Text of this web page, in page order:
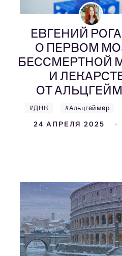
ЕВГЕНИЙ
О ПЕРВОМ
БЕССМЕРТНОЙ
И
ОТ
#ДНК #Альцгеймер
24 АПРЕЛЯ 2025